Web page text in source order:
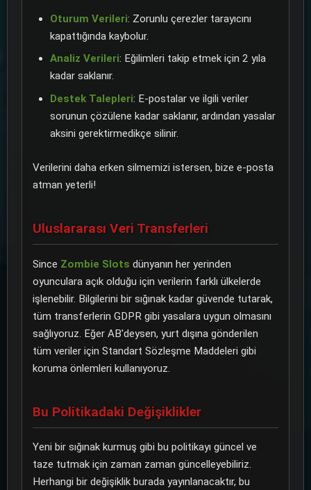
Oturum Verileri: Zorunlu çerezler tarayıcını
kapattığında kaybolur.
Analiz Verileri: Eğilimleri takip etmek için 2 yıla
kadar saklanır.
Destek Talepleri: E-postalar ve ilgili veriler
sorunun çözülene kadar saklanır, ardından yasalar
aksini gerektirmedikçe silinir.
Verilerini daha erken silmemizi istersen, bize e-posta
atman yeterli!
Uluslararası Veri Transferleri
Since Zombie Slots dünyanın her yerinden
oyunculara açık olduğu için verilerin farklı ülkelerde
işlenebilir. Bilgilerini bir sığınak kadar güvende tutarak,
tüm transferlerin GDPR gibi yasalara uygun olmasını
sağlıyoruz. Eğer AB'deysen, yurt dışına gönderilen
tüm veriler için Standart Sözleşme Maddeleri gibi
koruma önlemleri kullanıyoruz.
Bu Politikadaki Değişiklikler
Yeni bir sığınak kurmuş gibi bu politikayı güncel ve
taze tutmak için zaman zaman güncelleyebiliriz.
Herhangi bir değişiklik burada yayınlanacaktır, bu